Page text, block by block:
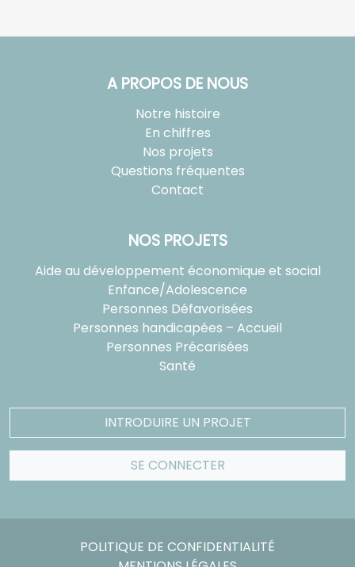
A PROPOS DE NOUS
Notre histoire
En chiffres
Nos projets
Questions fréquentes
Contact
NOS PROJETS
Aide au développement économique et social
Enfance/Adolescence
Personnes Défavorisées
Personnes handicapées – Accueil
Personnes Précarisées
Santé
INTRODUIRE UN PROJET
SE CONNECTER
POLITIQUE DE CONFIDENTIALITÉ